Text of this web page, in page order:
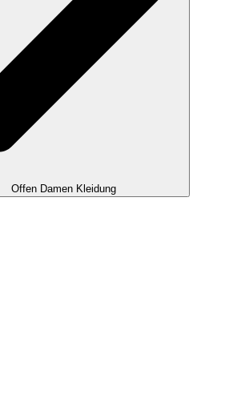
Offen Damen Kleidung